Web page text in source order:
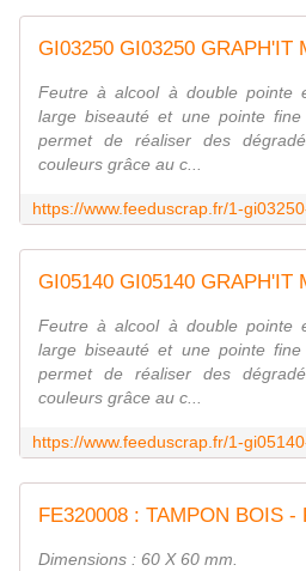
Feutre à alcool à double pointe
large biseauté et une pointe fine
permet de réaliser des
couleurs grâce au c...
Feutre à alcool à double pointe
large biseauté et une pointe fine
permet de réaliser des
couleurs grâce au c...
Dimensions : 60 X 60 mm.